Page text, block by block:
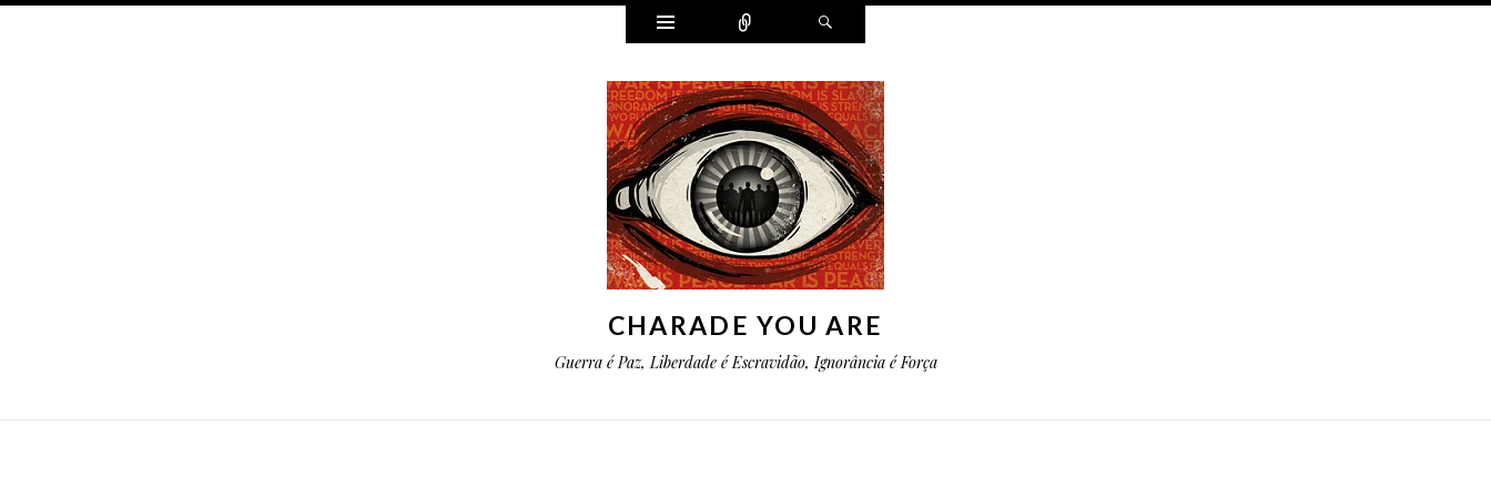
Widgets Conectar
CHARADE YOU ARE
Guerra é Paz, Liberdade é Escravidão, Ignorância é Força